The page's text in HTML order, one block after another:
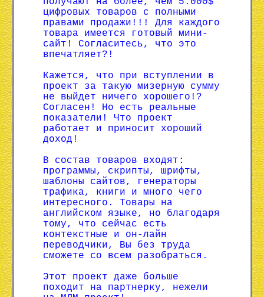
цифровых товаров с полными
правами продажи!!! Для каждого
товара имеется готовый мини-
сайт! Согласитесь, что это
впечатляет?!
Кажется, что при вступлении в
проект за такую мизерную сумму
не выйдет ничего хорошего!?
Согласен! Но есть реальные
показатели! Что проект
работает и приносит хороший
доход!
В состав товаров входят:
программы, скрипты, шрифты,
шаблоны сайтов, генераторы
трафика, книги и много чего
интересного. Товары на
английском языке, но благодаря
тому, что сейчас есть
контекстные и он-лайн
переводчики, Вы без труда
сможете со всем разобраться.
Этот проект даже больше
походит на партнерку, нежели